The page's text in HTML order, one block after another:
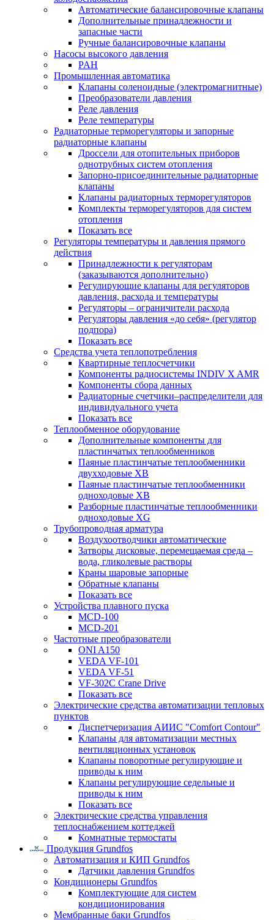
Автоматические балансировочные клапаны
Дополнительные принадлежности и
запасные части
Ручные балансировочные клапаны
Насосы высокого давления
PAH
Промышленная автоматика
Клапаны соленоидные (электромагнитные)
Преобразователи давления
Реле давления
Реле температуры
Радиаторные терморегуляторы и запорные
радиаторные клапаны
Дроссели для отопительных приборов
однотрубных систем отопления
Запорно-присоединительные радиаторные
клапаны
Клапаны радиаторных терморегуляторов
Комплекты терморегуляторов для систем
отопления
Показать все
Регуляторы температуры и давления прямого
действия
Принадлежности к регуляторам
(заказываются дополнительно)
Регулирующие клапаны для регуляторов
давления, расхода и температуры
Регуляторы – ограничители расхода
Регуляторы давления «до себя» (регулятор
подпора)
Показать все
Средства учета теплопотребления
Квартирные теплосчетчики
Компоненты радиосистемы INDIV X AMR
Компоненты сбора данных
Радиаторные счетчики–распределители для
индивидуального учета
Показать все
Теплообменное оборудование
Дополнительные компоненты для
пластинчатых теплообменников
Паяные пластинчатые теплообменники
двухходовые XB
Паяные пластинчатые теплообменники
одноходовые ХВ
Разборные пластинчатые теплообменники
одноходовые ХG
Трубопроводная арматура
Воздухоотводчики автоматические
Затворы дисковые, перемещаемая среда –
вода, гликолевые растворы
Краны шаровые запорные
Обратные клапаны
Показать все
Устройства плавного пуска
MCD-100
MCD-201
Частотные преобразователи
ONI A150
VEDA VF-101
VEDA VF-51
VF-302C Crane Drive
Показать все
Электрические средства автоматизации тепловых
пунктов
Диспетчеризация АИИС "Comfort Contour"
Клапаны для автоматизации местных
вентиляционных установок
Клапаны поворотные регулирующие и
приводы к ним
Клапаны регулирующие седельные и
приводы к ним
Показать все
Электрические средства управления
теплоснабжением коттеджей
Комнатные термостаты
Продукция Grundfos
Автоматизация и КИП Grundfos
Датчики давления Grundfos
Кондиционеры Grundfos
Комплектующие для систем
кондиционирования
Мембранные баки Grundfos